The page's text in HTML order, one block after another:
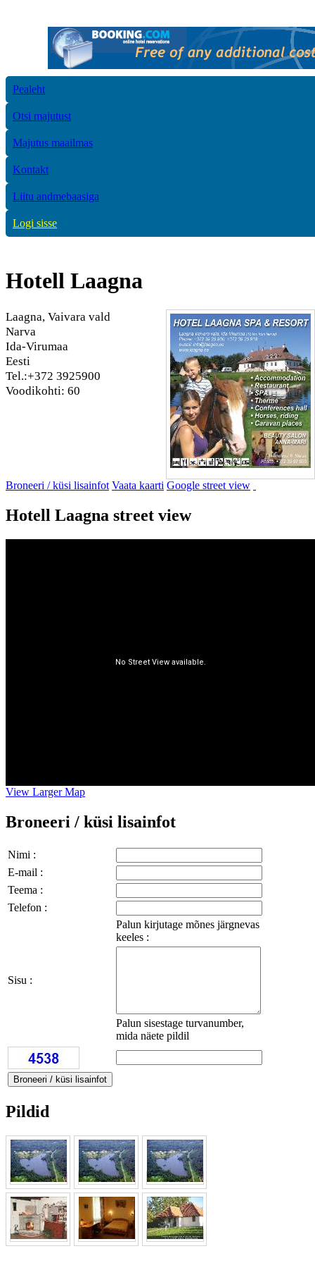
Pealeht
Otsi majutust
Majutus maailmas
Kontakt
Liitu andmebaasiga
Logi sisse
Hotell Laagna
Laagna, Vaivara vald
Narva
Ida-Virumaa
Eesti
Tel.:+372 3925900
Voodikohti: 60
Broneeri / küsi lisainfot Vaata kaarti Google street view
Hotell Laagna street view
View Larger Map
Broneeri / küsi lisainfot
Nimi :
E-mail :
Teema :
Telefon :
Palun kirjutage mõnes järgnevas
keeles :
Sisu :
Palun sisestage turvanumber,
mida näete pildil
Pildid